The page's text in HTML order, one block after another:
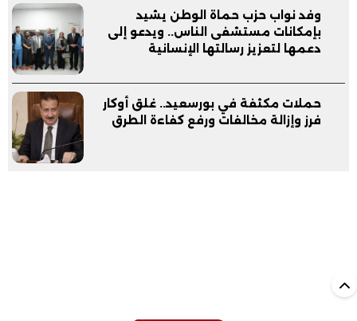
وفد نواب حزب حماة الوطن يشيد
بإمكانات مستشفى الناس.. ويدعو إلى
دعمها لتعزيز رسالتها الإنسانية
حملات مكثفة في بورسعيد.. غلق أوكار
فرز وإزالة مخالفات ورفع كفاءة الطرق